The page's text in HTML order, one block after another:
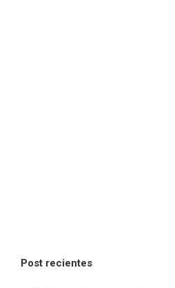
Post recientes